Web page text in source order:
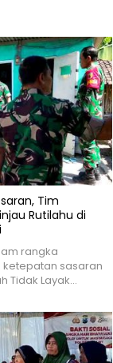
Tim
Rutilahu di
rangka
sasaran
Tidak Layak…